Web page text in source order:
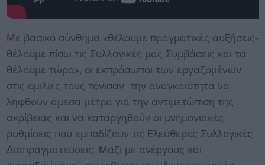
Με βασικό σύνθημα «θέλουμε πραγματικές αυξήσεις-
θέλουμε πίσω τις Συλλογικές μας Συμβάσεις και τα
θέλουμε τώρα», οι εκπρόσωποι των εργαζομένων
στις ομιλίες τους τόνισαν την αναγκαιότητα να
ληφθούν άμεσα μέτρα για την αντιμετώπιση της
ακρίβειας και να καταργηθούν οι μνημονιακές
ρυθμίσεις που εμποδίζουν τις Ελεύθερες Συλλογικές
Διαπραγματεύσεις. Μαζί με ανέργους και